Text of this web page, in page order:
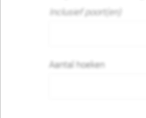
Inclusief poort(en)
Aantal hoeken